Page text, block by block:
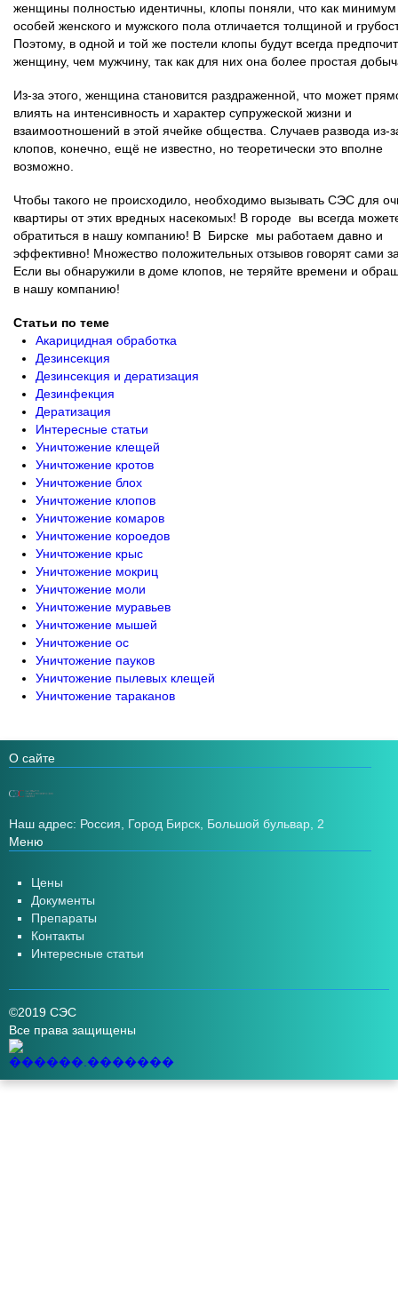
женщины полностью идентичны, клопы поняли, что как минимум
особей женского и мужского пола отличается толщиной и
Поэтому, в одной и той же постели клопы будут всегда
женщину, чем мужчину, так как для них она более простая
Из-за этого, женщина становится раздраженной, что может
влиять на интенсивность и характер супружеской жизни и
взаимоотношений в этой ячейке общества. Случаев развода из-
клопов, конечно, ещё не известно, но теоретически это вполне
возможно.
Чтобы такого не происходило, необходимо вызывать СЭС для
квартиры от этих вредных насекомых! В городе вы всегда
обратиться в нашу компанию! В Бирске мы работаем давно и
эффективно! Множество положительных отзывов говорят сами
Если вы обнаружили в доме клопов, не теряйте времени и
в нашу компанию!
Статьи по теме
Акарицидная обработка
Дезинсекция
Дезинсекция и дератизация
Дезинфекция
Дератизация
Интересные статьи
Уничтожение клещей
Уничтожение кротов
Уничтожение блох
Уничтожение клопов
Уничтожение комаров
Уничтожение короедов
Уничтожение крыс
Уничтожение мокриц
Уничтожение моли
Уничтожение муравьев
Уничтожение мышей
Уничтожение ос
Уничтожение пауков
Уничтожение пылевых клещей
Уничтожение тараканов
О сайте
Наш адрес: Россия, Город Бирск, Большой бульвар, 2
Меню
Цены
Документы
Препараты
Контакты
Интересные статьи
©2019 СЭС
Все права защищены